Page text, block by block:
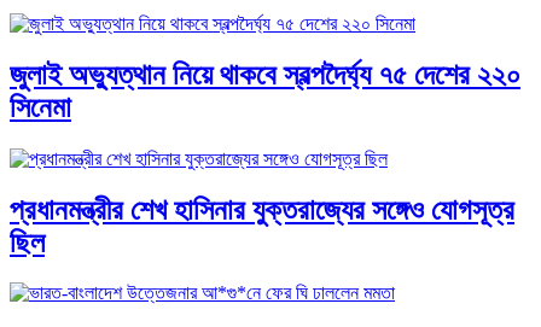
জুলাই অভ্যুত্থান নিয়ে থাকবে স্বল্পদৈর্ঘ্য ৭৫ দেশের ২২০
সিনেমা
প্রধানমন্ত্রীর শেখ হাসিনার যুক্তরাজ্যের সঙ্গেও যোগসূত্র
ছিল